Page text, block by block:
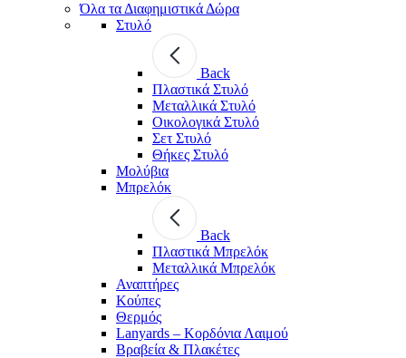
Όλα τα Διαφημιστικά Δώρα
Στυλό
Back
Πλαστικά Στυλό
Μεταλλικά Στυλό
Οικολογικά Στυλό
Σετ Στυλό
Θήκες Στυλό
Μολύβια
Μπρελόκ
Back
Πλαστικά Μπρελόκ
Μεταλλικά Μπρελόκ
Αναπτήρες
Κούπες
Θερμός
Lanyards – Kορδόνια Λαιμού
Βραβεία & Πλακέτες